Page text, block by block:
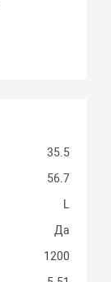
35.5
56.7
Да
1200